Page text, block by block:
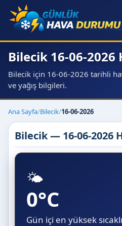
Bilecik 16-06-
Bilecik için 16-06-2026 tarihli
ve yağış bilgileri.
Ana Sayfa/Bilecik/16-06-2026
Bilecik — 16-06-2026
🌤️
0°C
Gün içi en yüksek